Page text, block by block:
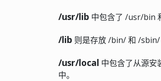
/usr/lib 中包含了 /usr/bin
/lib 则是存放 /bin/ 和 /sbin/
/usr/local 中包含了从源
中。